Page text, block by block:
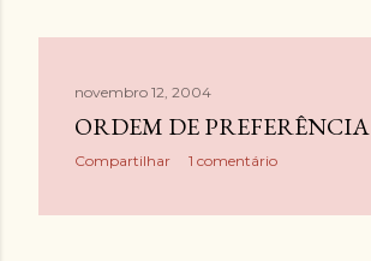
novembro 12, 2004
ORDEM DE PREFERÊNCIA
Compartilhar 1 comentário